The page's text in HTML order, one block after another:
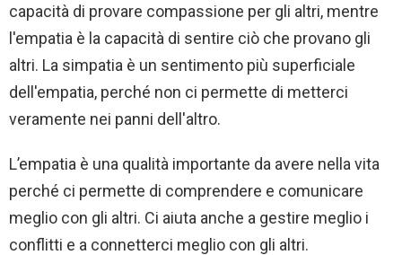
capacità di provare compassione per gli altri, mentre
l'empatia è la capacità di sentire ciò che provano gli
altri. La simpatia è un sentimento più superficiale
dell'empatia, perché non ci permette di metterci
veramente nei panni dell'altro.
L’empatia è una qualità importante da avere nella vita
perché ci permette di comprendere e comunicare
meglio con gli altri. Ci aiuta anche a gestire meglio i
conflitti e a connetterci meglio con gli altri.